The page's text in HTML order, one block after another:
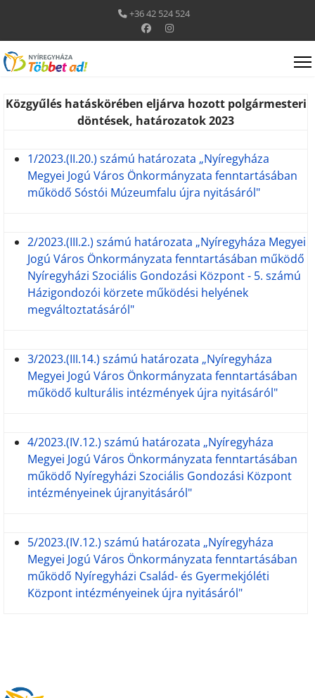
+36 42 524 524
Közgyűlés hatáskörében eljárva hozott polgármesteri
döntések, határozatok 2023
1/2023.(II.20.) számú határozata „Nyíregyháza
Megyei Jogú Város Önkormányzata fenntartásában
működő Sóstói Múzeumfalu újra nyitásáról"
2/2023.(III.2.) számú határozata „Nyíregyháza Megyei
Jogú Város Önkormányzata fenntartásában működő
Nyíregyházi Szociális Gondozási Központ - 5. számú
Házigondozói körzete működési helyének
megváltoztatásáról"
3/2023.(III.14.) számú határozata „Nyíregyháza
Megyei Jogú Város Önkormányzata fenntartásában
működő kulturális intézmények újra nyitásáról"
4/2023.(IV.12.) számú határozata „Nyíregyháza
Megyei Jogú Város Önkormányzata fenntartásában
működő Nyíregyházi Szociális Gondozási Központ
intézményeinek újranyitásáról"
5/2023.(IV.12.) számú határozata „Nyíregyháza
Megyei Jogú Város Önkormányzata fenntartásában
működő Nyíregyházi Család- és Gyermekjóléti
Központ intézményeinek újra nyitásáról"